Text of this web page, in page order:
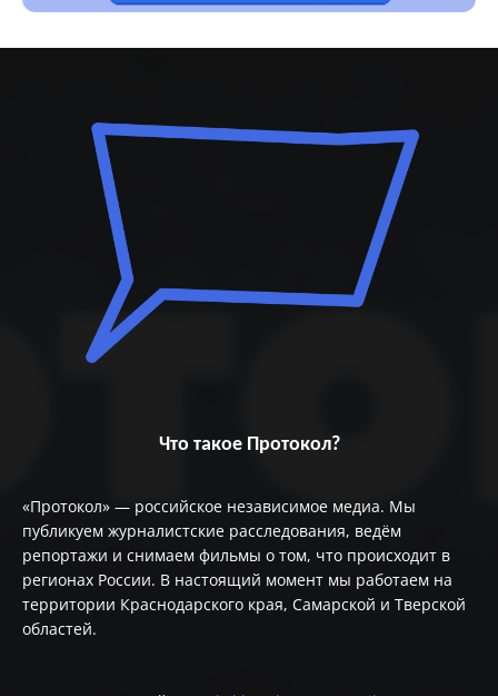
Что такое Протокол?
«Протокол» — российское независимое медиа. Мы
публикуем журналистские расследования, ведём
репортажи и снимаем фильмы о том, что происходит в
регионах России. В настоящий момент мы работаем на
территории Краснодарского края, Самарской и Тверской
областей.